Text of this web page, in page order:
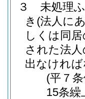
３
未処理
き (法人に
しくは同
された法
出なけれ
(平７
15条繰